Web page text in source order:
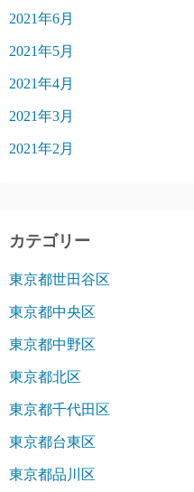
2021年6月
2021年5月
2021年4月
2021年3月
2021年2月
カテゴリー
東京都世田谷区
東京都中央区
東京都中野区
東京都北区
東京都千代田区
東京都台東区
東京都品川区